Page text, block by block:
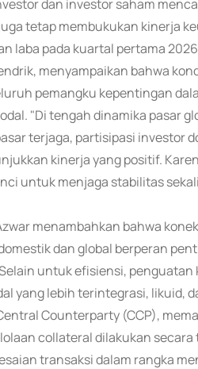
dan investor saham
tetap membukukan kinerja
laba pada kuartal pertama
menyampaikan bahwa
pemangku kepentingan
"Di tengah dinamika pasar
terjaga, partisipasi investor
kinerja yang positif.
untuk menjaga stabilitas
menambahkan bahwa
dan global berperan
untuk efisiensi,
yang lebih terintegrasi, likuid,
Counterparty (CCP),
collateral dilakukan
transaksi dalam rangka